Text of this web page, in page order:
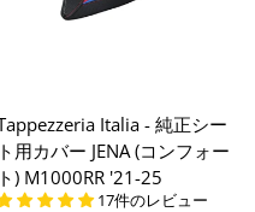
Italia - 純正シー
ト用カバー JENA (コンフォー
ト) M1000RR '21-25
17件のレビュー